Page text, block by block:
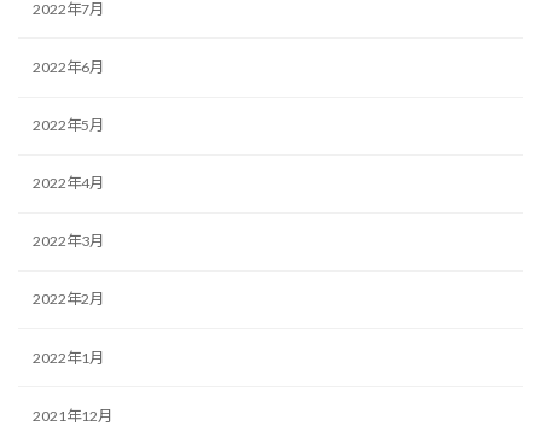
2022年7月
2022年6月
2022年5月
2022年4月
2022年3月
2022年2月
2022年1月
2021年12月